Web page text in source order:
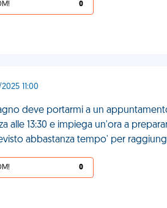
0
11:00
deve portarmi a un
alle 13:30 e impiega un'ora a
abbastanza tempo' per
0